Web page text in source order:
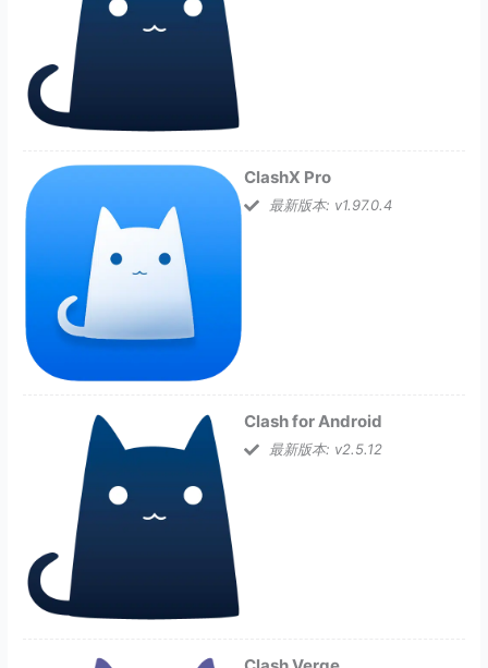
ClashX Pro
最新版本: v1.97.0.4
Clash for Android
最新版本: v2.5.12